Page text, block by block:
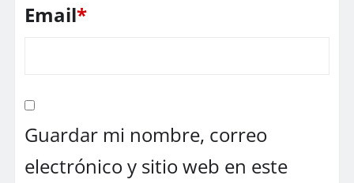
Email*
Guardar mi nombre, correo
electrónico y sitio web en este